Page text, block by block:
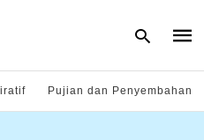
Pujian dan Penyembahan